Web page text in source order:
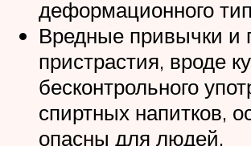
деформационного
Вредные привычки и
пристрастия, вроде
бесконтрольного
спиртных напитков,
опасны для людей,